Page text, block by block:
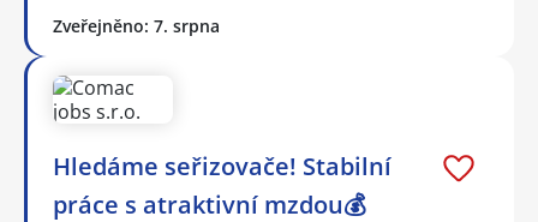
Zveřejněno: 7. srpna
Hledáme seřizovače! Stabilní
práce s atraktivní mzdou💰